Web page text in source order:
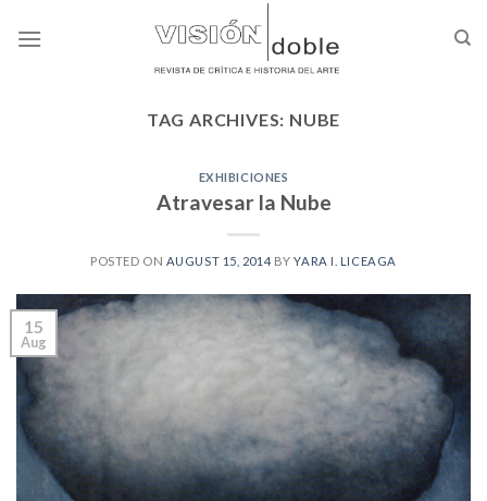
TAG ARCHIVES: NUBE
EXHIBICIONES
Atravesar la Nube
POSTED ON AUGUST 15, 2014 BYYARA I. LICEAGA
15
Aug